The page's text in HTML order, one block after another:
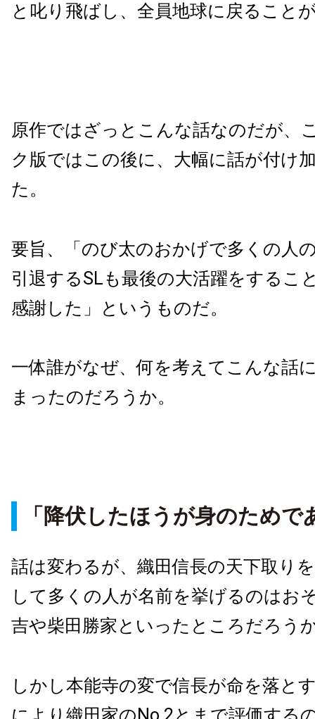
と叱り飛ばし、全員地球に戻ること
原作ではざっとこんな話なのだが、
ク版ではこの後に、大幅に話が付け
た。
要旨、「のび太のおかげで多くの人
引退するSLも最後の大活躍をするこ
感謝した」というものだ。
一体誰がなぜ、何を考えてこんな話
まったのだろうか。
「降伏したほうが身のためで
話は変わるが、織田信長の天下取り
して多くの人が名前を挙げるのはお
吉や柴田勝家といったところだろう
しかし本能寺の変で信長が命を落と
により織田家のNo.2とまで評価する